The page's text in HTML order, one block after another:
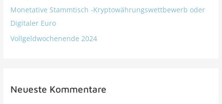
Monetative Stammtisch -Kryptowährungswettbewerb oder
Digitaler Euro
Vollgeldwochenende 2024
Neueste Kommentare